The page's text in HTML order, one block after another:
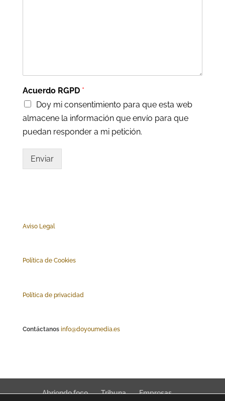
Acuerdo RGPD *
Doy mi consentimiento para que esta web
almacene la información que envío para que
puedan responder a mi petición.
Enviar
Aviso Legal
Política de Cookies
Política de privacidad
Contáctanos info@doyoumedia.es
Abriendo foco Tribuna Empresas